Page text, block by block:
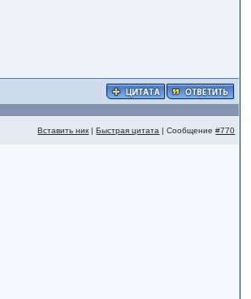
Вставить ник |Быстрая цитата | Сообщение#770